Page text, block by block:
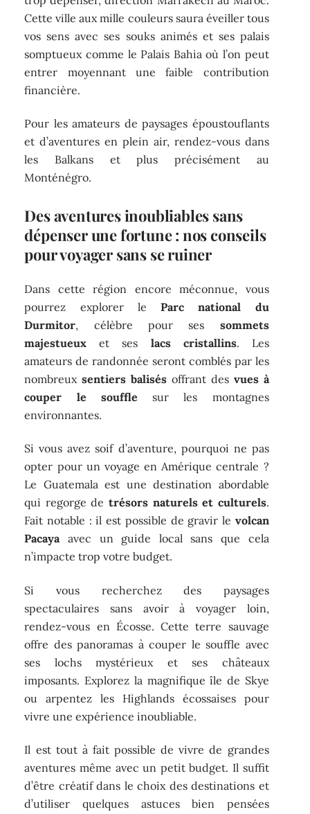
Cette ville aux mille couleurs saura éveiller tous
vos sens avec ses souks animés et ses palais
somptueux comme le Palais Bahia où l’on peut
entrer moyennant une faible contribution
financière.
Pour les amateurs de paysages époustouflants
et d’aventures en plein air, rendez-vous dans
les Balkans et plus précisément au
Monténégro.
Des aventures inoubliables sans
dépenser une fortune : nos conseils
pour voyager sans se ruiner
Dans cette région encore méconnue, vous
pourrez explorer leParc national du
Durmitor, célèbre pour ses sommets
majestueux et ses lacs cristallins. Les
amateurs de randonnée seront comblés par les
nombreuxsentiers balisés offrant des vues à
couper le souffle sur les montagnes
environnantes.
Si vous avez soif d’aventure, pourquoi ne pas
opter pour un voyage en Amérique centrale ?
Le Guatemala est une destination abordable
qui regorge de trésors naturels et culturels.
Fait notable : il est possible de gravir le volcan
Pacayaavec un guide local sans que cela
n’impacte trop votre budget.
Si vous recherchez des paysages
spectaculaires sans avoir à voyager loin,
rendez-vous en Écosse. Cette terre sauvage
offre des panoramas à couper le souffle avec
ses lochs mystérieux et ses châteaux
imposants. Explorez la magnifique île de Skye
ou arpentez les Highlands écossaises pour
vivre une expérience inoubliable.
Il est tout à fait possible de vivre de grandes
aventures même avec un petit budget. Il suffit
d’être créatif dans le choix des destinations et
d’utiliser quelques astuces bien pensées